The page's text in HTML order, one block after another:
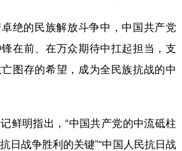
天津 河北 山西
吉林 上海 江苏
河南 湖北 湖南
广西 海南 重庆
的民族解放斗争中，中国共产党
在前、在万众期待中扛起担当，支
图存的希望，成为全民族抗战的中
明指出，“中国共产党的中流砥柱
日战争胜利的关键”“中国人民抗日战